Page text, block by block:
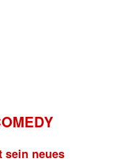
sein neues